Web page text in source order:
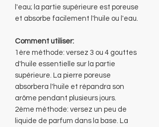
l'eau; la partie supérieure est poreuse
et absorbe facilement l'huile ou l'eau.
Comment utiliser:
1ère méthode: versez 3 ou 4 gouttes
d'huile essentielle sur la partie
supérieure. La pierre poreuse
absorbera l'huile et répandra son
arôme pendant plusieurs jours.
2ème méthode: versez un peu de
liquide de parfum dans la base. La